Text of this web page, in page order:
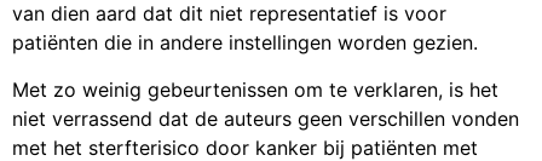
van dien aard dat dit niet representatief is voor
patiënten die in andere instellingen worden gezien.
Met zo weinig gebeurtenissen om te verklaren, is het
niet verrassend dat de auteurs geen verschillen vonden
met het sterfterisico door kanker bij patiënten met